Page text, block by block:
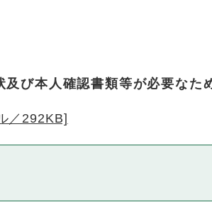
び本人確認書類等が必要なた
／292KB]